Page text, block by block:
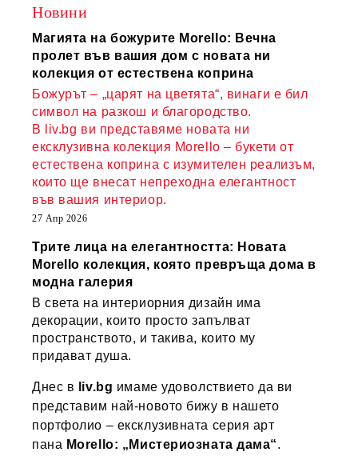
Новини
Магията на божурите Morello: Вечна
пролет във вашия дом с новата ни
колекция от естествена коприна
Божурът – „царят на цветята“, винаги е бил
символ на разкош и благородство.
В liv.bg ви представяме новата ни
ексклузивна колекция Morello – букети от
естествена коприна с изумителен реализъм,
които ще внесат непреходна елегантност
във вашия интериор.
27 Апр 2026
Трите лица на елегантността: Новата
Morello колекция, която превръща дома в
модна галерия
В света на интериорния дизайн има
декорации, които просто запълват
пространството, и такива, които му
придават душа.
Днес в liv.bg имаме удоволствието да ви
представим най-новото бижу в нашето
портфолио – ексклузивната серия арт
пана Morello: „Мистериозната дама“.